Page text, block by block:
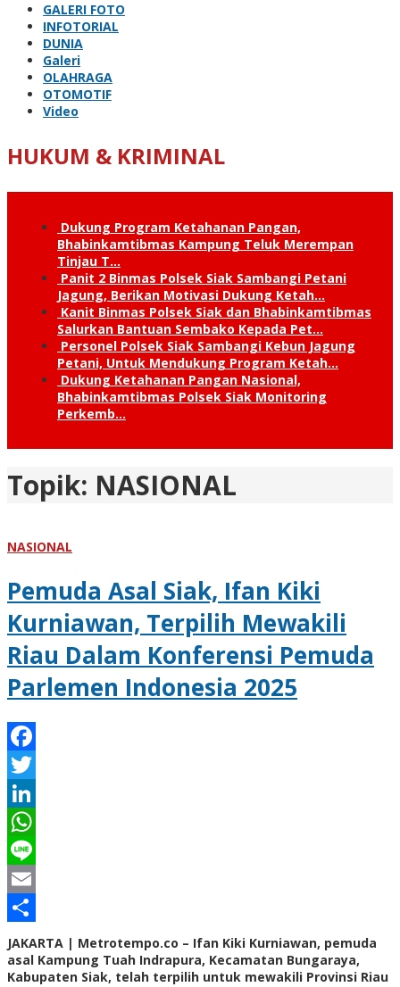
GALERI FOTO
INFOTORIAL
DUNIA
Galeri
OLAHRAGA
OTOMOTIF
Video
HUKUM & KRIMINAL
Dukung Program Ketahanan Pangan,
Bhabinkamtibmas Kampung Teluk Merempan
Tinjau T…
Panit 2 Binmas Polsek Siak Sambangi Petani
Jagung, Berikan Motivasi Dukung Ketah…
Kanit Binmas Polsek Siak dan Bhabinkamtibmas
Salurkan Bantuan Sembako Kepada Pet…
Personel Polsek Siak Sambangi Kebun Jagung
Petani, Untuk Mendukung Program Ketah…
Dukung Ketahanan Pangan Nasional,
Bhabinkamtibmas Polsek Siak Monitoring
Perkemb…
Topik: NASIONAL
NASIONAL
Pemuda Asal Siak, Ifan Kiki
Kurniawan, Terpilih Mewakili
Riau Dalam Konferensi Pemuda
Parlemen Indonesia 2025
Facebook
Twitter
LinkedIn
WhatsApp
Line
Email
Share
JAKARTA | Metrotempo.co – Ifan Kiki Kurniawan, pemuda
asal Kampung Tuah Indrapura, Kecamatan Bungaraya,
Kabupaten Siak, telah terpilih untuk mewakili Provinsi Riau